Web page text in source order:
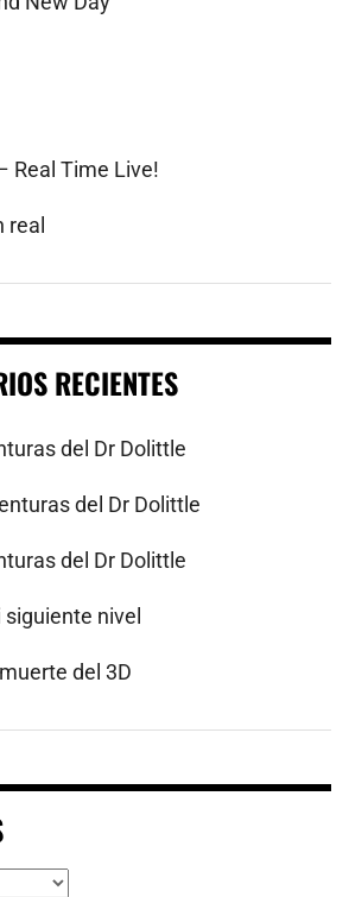
Real Time Live!
real
RECIENTES
del Dr Dolittle
del Dr Dolittle
del Dr Dolittle
nivel
del 3D